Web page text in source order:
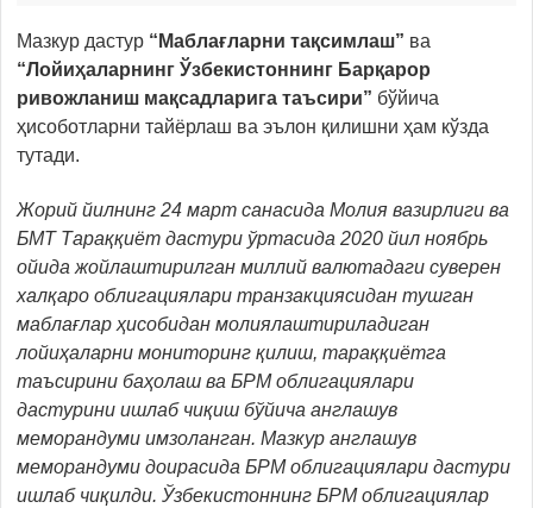
Мазкур дастур “Маблағларни тақсимлаш” ва
“Лойиҳаларнинг Ўзбекистоннинг Барқарор
ривожланиш мақсадларига таъсири” бўйича
ҳисоботларни тайёрлаш ва эълон қилишни ҳам кўзда
тутади.
Жорий йилнинг 24 март санасида Молия вазирлиги ва
БМТ Тараққиёт дастури ўртасида 2020 йил ноябрь
ойида жойлаштирилган миллий валютадаги суверен
халқаро облигациялари транзакциясидан тушган
маблағлар ҳисобидан молиялаштириладиган
лойиҳаларни мониторинг қилиш, тараққиётга
таъсирини баҳолаш ва БРМ облигациялари
дастурини ишлаб чиқиш бўйича англашув
меморандуми имзоланган. Мазкур англашув
меморандуми доирасида БРМ облигациялари дастури
ишлаб чиқилди. Ўзбекистоннинг БРМ облигациялар